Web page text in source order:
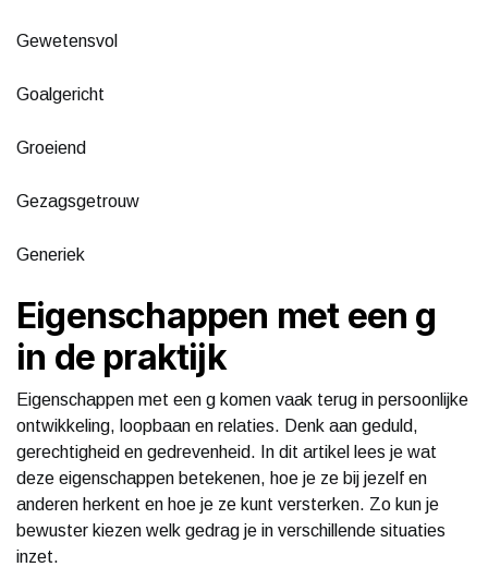
Gewetensvol
Goalgericht
Groeiend
Gezagsgetrouw
Generiek
Eigenschappen met een g
in de praktijk
Eigenschappen met een g komen vaak terug in persoonlijke
ontwikkeling, loopbaan en relaties. Denk aan geduld,
gerechtigheid en gedrevenheid. In dit artikel lees je wat
deze eigenschappen betekenen, hoe je ze bij jezelf en
anderen herkent en hoe je ze kunt versterken. Zo kun je
bewuster kiezen welk gedrag je in verschillende situaties
inzet.